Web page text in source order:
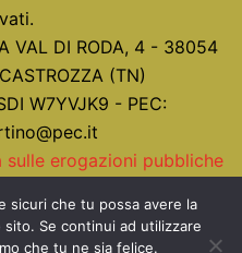
VAL DI RODA, 4 - 38054
(TN)
W7YVJK9 - PEC:
sulle erogazioni pubbliche
Azienda Informatica
sicuri che tu possa avere la
Se continui ad utilizzare
che tu ne sia felice.